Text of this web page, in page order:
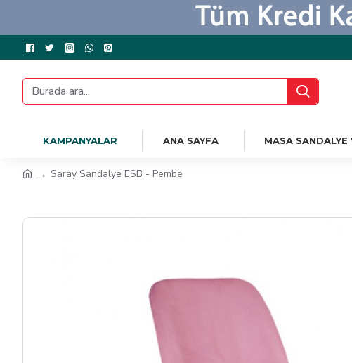
KAMPANYALAR ANA SAYFA MASA
Saray Sandalye ESB - Pembe